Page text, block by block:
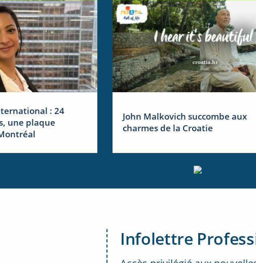
: 24
une plaque
John Malkovich succombe aux
charmes de la Croatie
Infolettre